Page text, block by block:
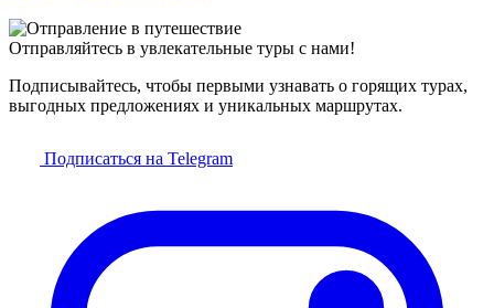
Отправляйтесь в увлекательные туры с нами!
Подписывайтесь, чтобы первыми узнавать о горящих турах,
выгодных предложениях и уникальных маршрутах.
Подписаться на Telegram